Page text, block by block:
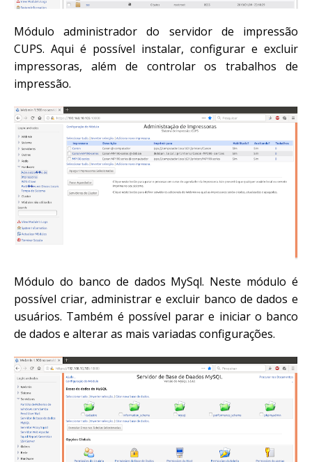
Módulo administrador do servidor de impressão
CUPS. Aqui é possível instalar, configurar e excluir
impressoras, além de controlar os trabalhos de
impressão.
Módulo do banco de dados MySql. Neste módulo é
possível criar, administrar e excluir banco de dados e
usuários. Também é possível parar e iniciar o banco
de dados e alterar as mais variadas configurações.